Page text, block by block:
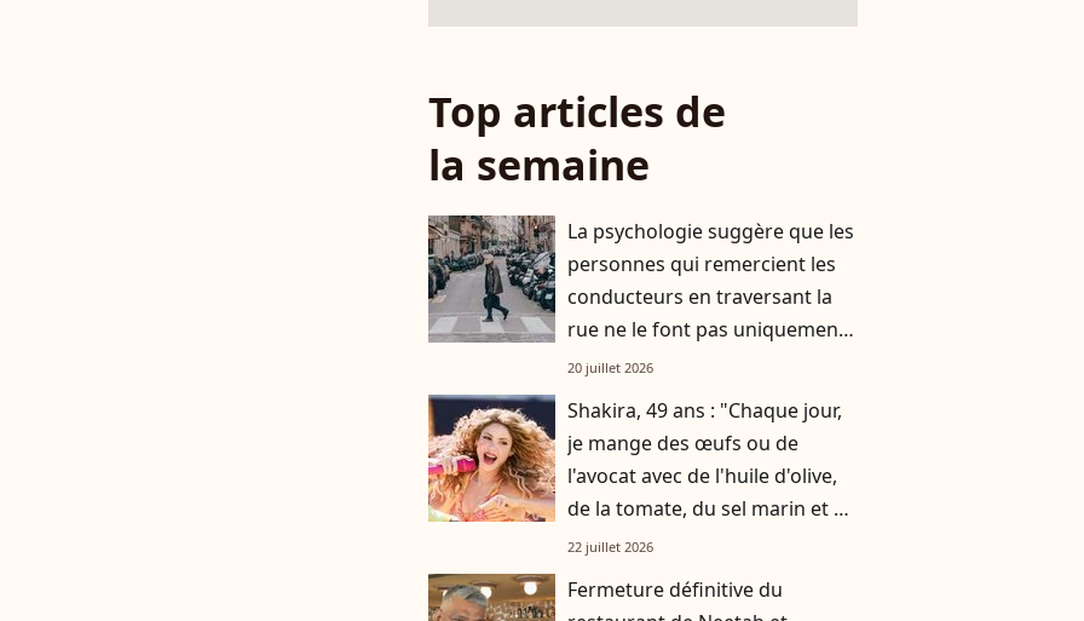
Top articles de
la semaine
La psychologie suggère que les
personnes qui remercient les
conducteurs en traversant la
rue ne le font pas uniquement
par gratitude
20 juillet 2026
Shakira, 49 ans : "Chaque jour,
je mange des œufs ou de
l'avocat avec de l'huile d'olive,
de la tomate, du sel marin et un
smoothie"
22 juillet 2026
Fermeture définitive du